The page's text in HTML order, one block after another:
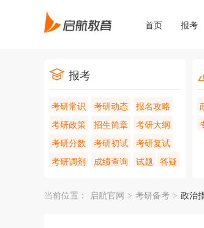
首页 报考
报考
考研常识 考研动态
报名攻略
考研政策
招生简章
考研大纲
考研分数
考研初试
考研复试
考研调剂
成绩查询 试题 答疑
当前位置： 启航官网 > 考研备考 > 政治